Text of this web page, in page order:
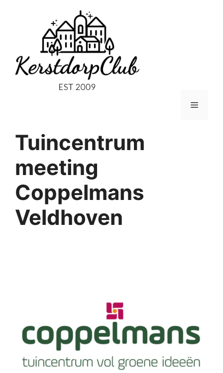
Menu
Tuincentrum
meeting
Coppelmans
Veldhoven